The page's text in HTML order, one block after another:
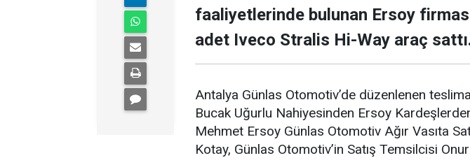
faaliyetlerinde bulunan Ersoy
adet Iveco Stralis Hi-Way araç
Antalya Günlas Otomotiv’de düzenlenen
Bucak Uğurlu Nahiyesinden Ersoy
Mehmet Ersoy Günlas Otomotiv Ağır Vasıta
Kotay, Günlas Otomotiv’in Satış Temsilcisi Onur